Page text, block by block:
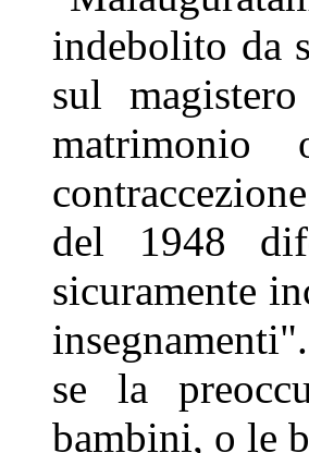
indebolito da
sul
matrimonio
del 1948
sicuramente
se la
bambini, o le